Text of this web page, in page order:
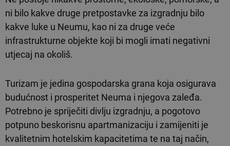
ni bilo kakve druge pretpostavke za izgradnju bilo
kakve luke u Neumu, kao ni za druge veće
infrastrukturne objekte koji bi mogli imati negativni
utjecaj na okoliš.
Turizam je jedina gospodarska grana koja osigurava
budućnost i prosperitet Neuma i njegova zaleđa.
Potrebno je spriječiti divlju izgradnju, a pogotovo
potpuno beskorisnu apartmanizaciju i zamijeniti je
kvalitetnim hotelskim kapacitetima te na taj način,